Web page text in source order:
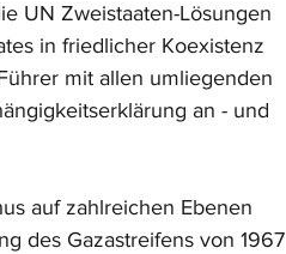
UN Zweistaaten-Lösungen
in friedlicher Koexistenz
mit allen umliegenden
an - und
auf zahlreichen Ebenen
des Gazastreifens von 1967